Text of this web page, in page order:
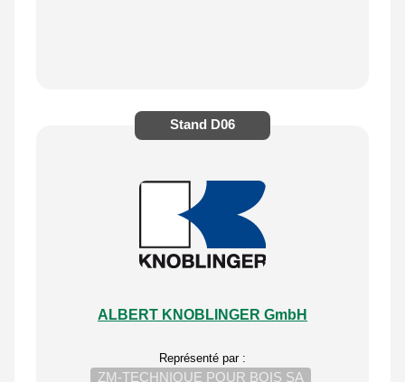
Stand D06
ALBERT KNOBLINGER GmbH
Représenté par :
ZM-TECHNIQUE POUR BOIS SA